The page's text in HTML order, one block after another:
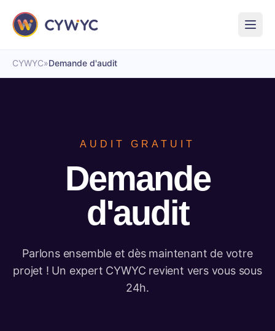
CYWYC»Demande d'audit
AUDIT GRATUIT
Demande
d'audit
Parlons ensemble et dès maintenant de votre
projet ! Un expert CYWYC revient vers vous sous
24h.